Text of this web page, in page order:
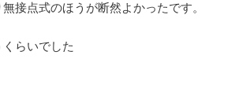
接点式のほうが断然よかったです。
らいでした